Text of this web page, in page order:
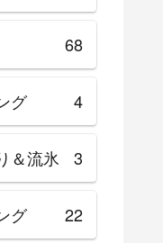
68
グ 4
＆流氷 3
グ 22